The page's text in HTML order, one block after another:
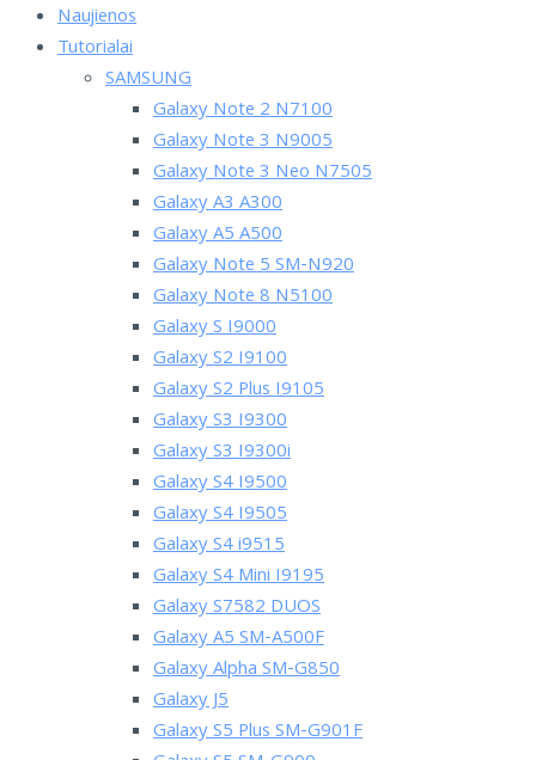
Naujienos
Tutorialai
SAMSUNG
Galaxy Note 2 N7100
Galaxy Note 3 N9005
Galaxy Note 3 Neo N7505
Galaxy A3 A300
Galaxy A5 A500
Galaxy Note 5 SM-N920
Galaxy Note 8 N5100
Galaxy S I9000
Galaxy S2 I9100
Galaxy S2 Plus I9105
Galaxy S3 I9300
Galaxy S3 I9300i
Galaxy S4 I9500
Galaxy S4 I9505
Galaxy S4 i9515
Galaxy S4 Mini I9195
Galaxy S7582 DUOS
Galaxy A5 SM-A500F
Galaxy Alpha SM-G850
Galaxy J5
Galaxy S5 Plus SM-G901F